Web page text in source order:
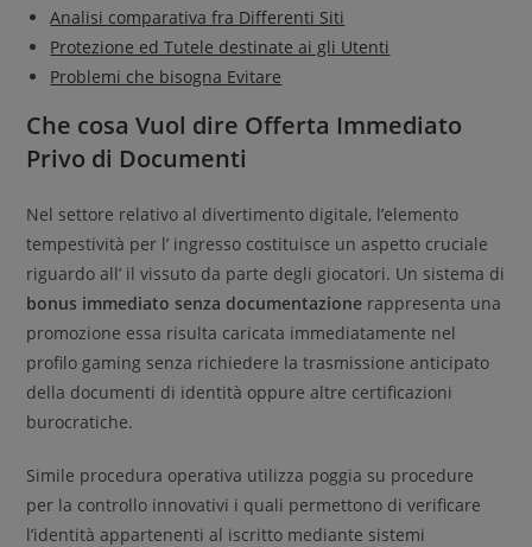
Analisi comparativa fra Differenti Siti
Protezione ed Tutele destinate ai gli Utenti
Problemi che bisogna Evitare
Che cosa Vuol dire Offerta Immediato
Privo di Documenti
Nel settore relativo al divertimento digitale, l’elemento
tempestività per l’ ingresso costituisce un aspetto cruciale
riguardo all’ il vissuto da parte degli giocatori. Un sistema di
bonus immediato senza documentazione rappresenta una
promozione essa risulta caricata immediatamente nel
profilo gaming senza richiedere la trasmissione anticipato
della documenti di identità oppure altre certificazioni
burocratiche.
Simile procedura operativa utilizza poggia su procedure
per la controllo innovativi i quali permettono di verificare
l’identità appartenenti al iscritto mediante sistemi